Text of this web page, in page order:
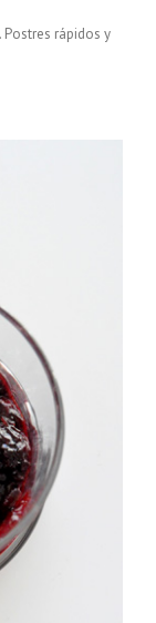
rápidos y